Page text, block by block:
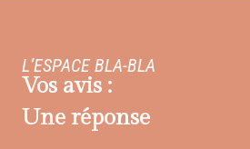
L’ESPACE BLA-BLA
Vos avis :
Une réponse